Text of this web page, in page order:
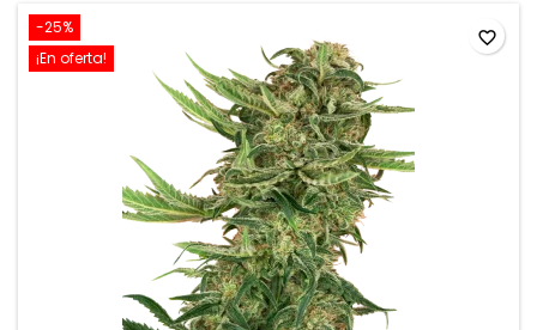
-25%
¡En oferta!
favorite_border